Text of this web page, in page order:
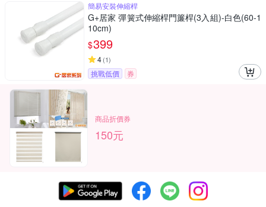
簡易安裝伸縮桿
G+居家 彈簧式伸縮桿門簾桿(3入組)-白色(60-1
10cm)
$399
4(1)
挑戰低價 券
商品折價券
150元